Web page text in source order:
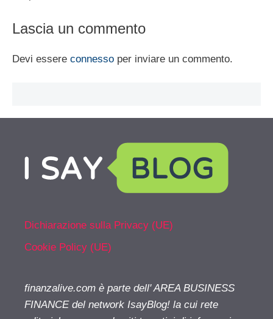
Lascia un commento
Devi essere connesso per inviare un commento.
Dichiarazione sulla Privacy (UE)
Cookie Policy (UE)
finanzalive.com è parte dell' AREA BUSINESS
FINANCE del network IsayBlog! la cui rete